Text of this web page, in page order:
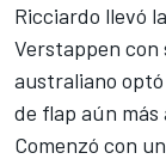
Ricciardo llevó
Verstappen con
australiano
de flap aún más
Comenzó con